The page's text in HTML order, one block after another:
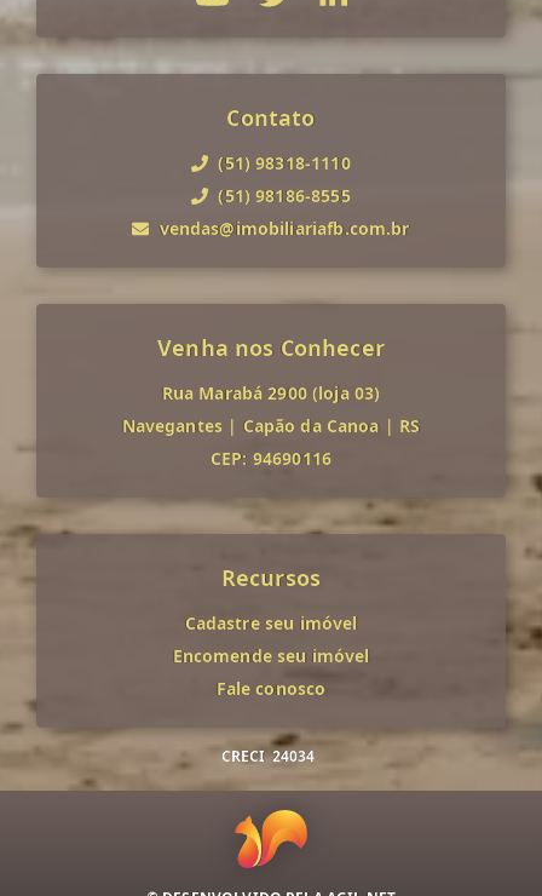
Contato
(51) 98318-1110
(51) 98186-8555
vendas@imobiliariafb.com.br
Venha nos Conhecer
Rua Marabá 2900 (loja 03)
Navegantes | Capão da Canoa | RS
CEP: 94690116
Recursos
Cadastre seu imóvel
Encomende seu imóvel
Fale conosco
CRECI 24034